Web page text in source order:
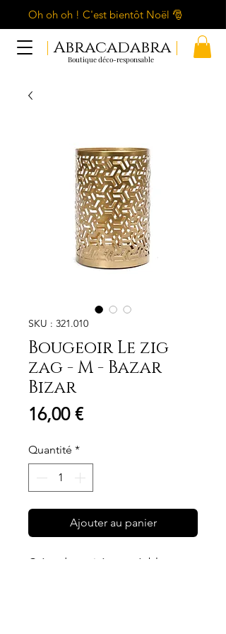
Oh oh oh ! C'est bientôt Noël 🎅
| Abracadabra |
Boutique déco-responsable
SKU : 321.010
Bougeoir Le zig
zag - M - Bazar
Bizar
16,00 €Prix
Quantité *
Ajouter au panier
Créez des soirées agréables avec